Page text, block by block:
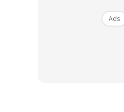
apatah lagi untuk akses
Ads